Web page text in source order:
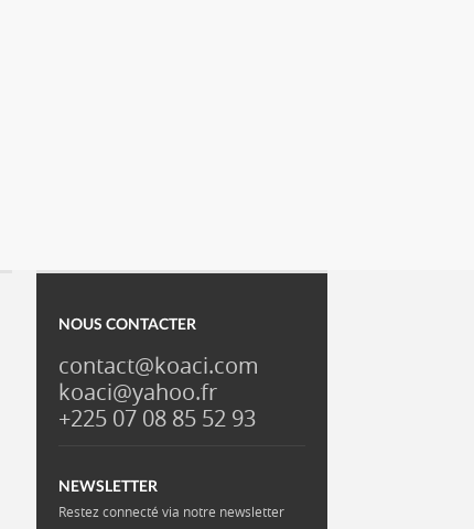
NOUS CONTACTER
contact@koaci.com
koaci@yahoo.fr
+225 07 08 85 52 93
NEWSLETTER
Restez connecté via notre newsletter